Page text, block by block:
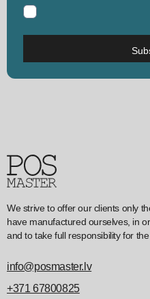
We strive to offer our clients only
have manufactured ourselves, in
and to take full responsibility for
info@posmaster.lv
+371 67800825